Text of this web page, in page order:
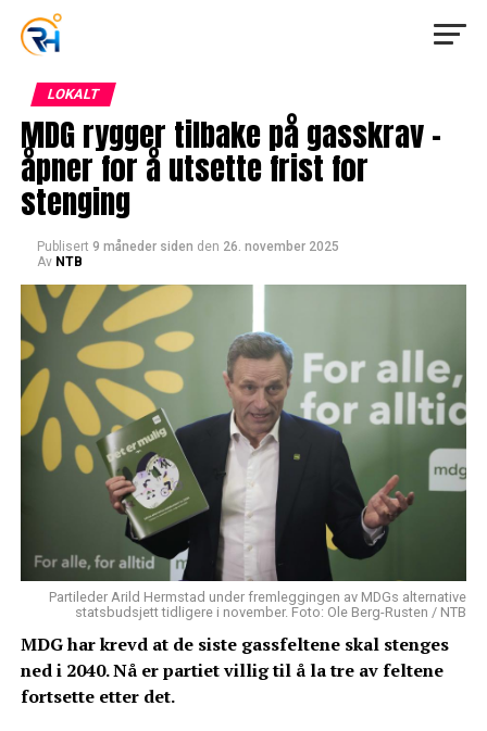
LOKALT
MDG rygger tilbake på gasskrav –
åpner for å utsette frist for
stenging
Publisert 9 måneder siden den 26. november 2025
Av NTB
Partileder Arild Hermstad under fremleggingen av MDGs alternative
statsbudsjett tidligere i november. Foto: Ole Berg-Rusten / NTB
MDG har krevd at de siste gassfeltene skal stenges
ned i 2040. Nå er partiet villig til å la tre av feltene
fortsette etter det.